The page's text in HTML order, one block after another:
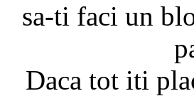
sa-ti faci un
Daca tot iti